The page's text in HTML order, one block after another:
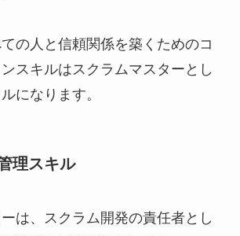
の人と信頼関係を築くためのコ
スキルはスクラムマスターとし
になります。
理スキル
は、スクラム開発の責任者とし